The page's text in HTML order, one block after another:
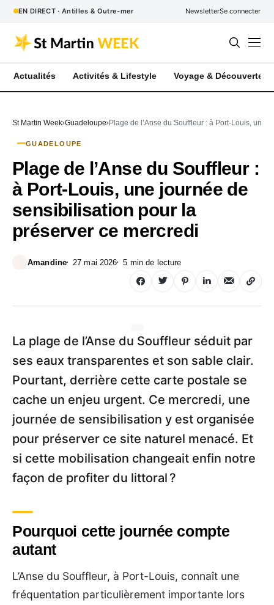
EN DIRECT · Antilles & Outre-mer NewsletterSe connecter
Actualités Activités & Lifestyle Voyage & Découverte
St Martin Week Guadeloupe Plage de l’Anse du Souffleur : à Port-Louis, une
GUADELOUPE
Plage de l’Anse du Souffleur :
à Port-Louis, une journée de
sensibilisation pour la
préserver ce mercredi
Amandine 27 mai 2026 5 min de lecture
La plage de l’Anse du Souffleur séduit par
ses eaux transparentes et son sable clair.
Pourtant, derrière cette carte postale se
cache un enjeu urgent. Ce mercredi, une
journée de sensibilisation y est organisée
pour préserver ce site naturel menacé. Et
si cette mobilisation changeait enfin notre
façon de profiter du littoral ?
Pourquoi cette journée compte
autant
L’Anse du Souffleur, à Port-Louis, connaît une
fréquentation particulièrement importante lors